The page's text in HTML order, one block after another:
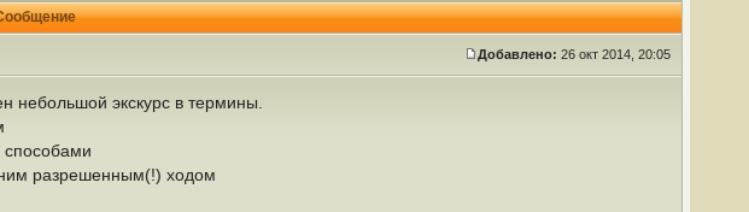
Добавлено: 26 окт 2014, 20:05
небольшой экскурс в термины.
способами
разрешенным(!) ходом